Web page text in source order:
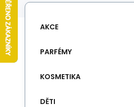
AKCE
PARFÉMY
KOSMETIKA
DĚTI